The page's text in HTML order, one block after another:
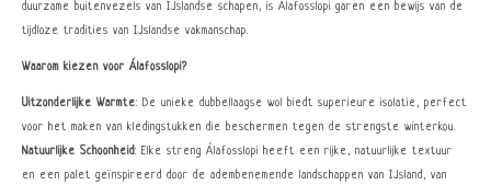
duurzame buitenvezels van IJslandse schapen, is Álafosslopi garen een bewijs van de
tijdloze tradities van IJslandse vakmanschap.
Waarom kiezen voor Álafosslopi?
Uitzonderlijke Warmte: De unieke dubbellaagse wol biedt superieure isolatie, perfect
voor het maken van kledingstukken die beschermen tegen de strengste winterkou.
Natuurlijke Schoonheid: Elke streng Álafosslopi heeft een rijke, natuurlijke textuur
en een palet geïnspireerd door de adembenemende landschappen van IJsland, van